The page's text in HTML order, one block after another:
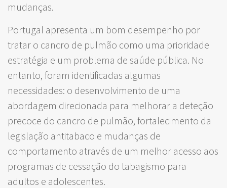
mudanças.
Portugal apresenta um bom desempenho por
tratar o cancro de pulmão como uma prioridade
estratégia e um problema de saúde pública. No
entanto, foram identificadas algumas
necessidades: o desenvolvimento de uma
abordagem direcionada para melhorar a deteção
precoce do cancro de pulmão, fortalecimento da
legislação antitabaco e mudanças de
comportamento através de um melhor acesso aos
programas de cessação do tabagismo para
adultos e adolescentes.